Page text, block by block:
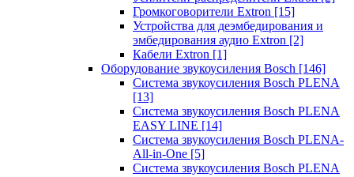
Громкоговорители Extron [15]
Устройства для деэмбедирования и
эмбедирования аудио Extron [2]
Кабели Extron [1]
Оборудование звукоусиления Bosch [146]
Система звукоусиления Bosch PLENA
[13]
Система звукоусиления Bosch PLENA
EASY LINE [14]
Система звукоусиления Bosch PLENA-
All-in-One [5]
Система звукоусиления Bosch PLENA